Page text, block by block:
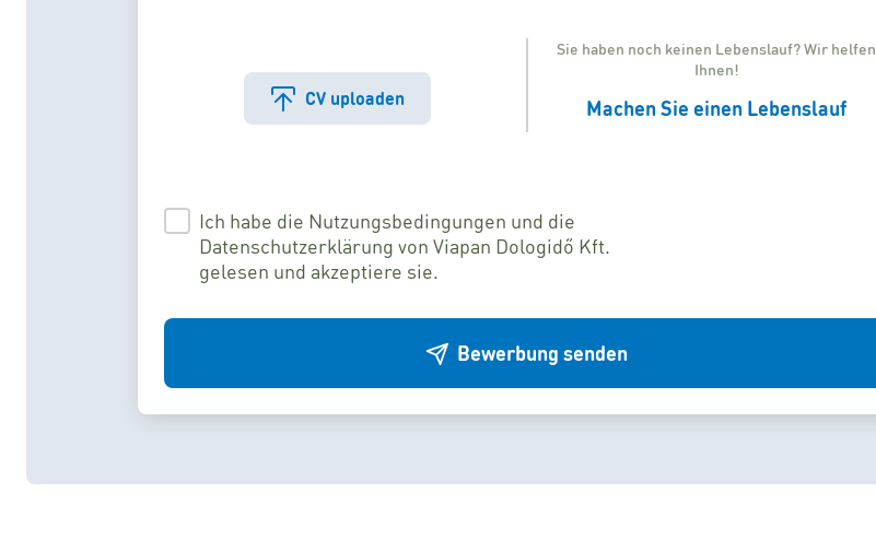
CV uploaden
Sie haben noch keinen Lebenslauf? Wir helfen
Ihnen!
Machen Sie einen Lebenslauf
Ich habe die Nutzungsbedingungen und die
Datenschutzerklärung von Viapan Dologidő Kft.
gelesen und akzeptiere sie.
Bewerbung senden